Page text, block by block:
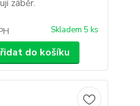
záběr.
Skladem 5 ks
do košíku